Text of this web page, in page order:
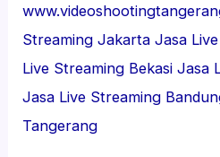
Streaming Jakarta Jasa
Live Streaming Bekasi Jasa
Jasa Live Streaming
Tangerang